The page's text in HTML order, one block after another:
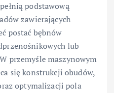
podstawową
zawierających
postać bębnów
lub
przemyśle maszynowym
się konstrukcji obudów,
optymalizacji pola